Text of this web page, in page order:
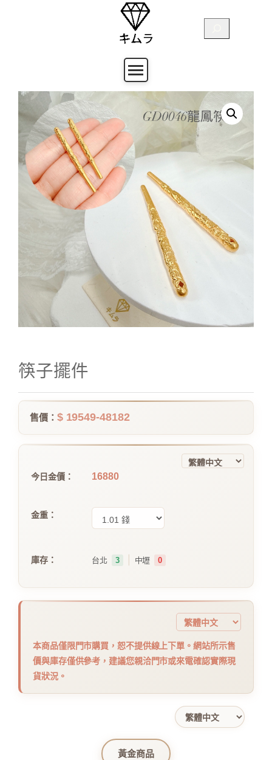
尋
筷子擺件
售價： $ 19549-48182
今日金價： 16880
金重：
庫存： 台北 3 中壢 0
本商品僅限門市購買，恕不提供線上下單。網站所示售
價與庫存僅供參考，建議您親洽門市或來電確認實際現
貨狀況。
黃金商品